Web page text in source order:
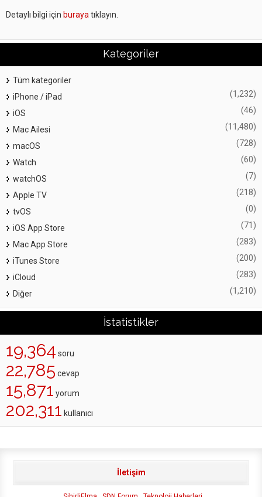
Detaylı bilgi için buraya tıklayın.
Kategoriler
Tüm kategoriler
iPhone / iPad
(1,232)
iOS (46)
Mac Ailesi (11,480)
macOS (728)
Watch (60)
watchOS (7)
Apple TV (218)
tvOS (0)
iOS App Store (71)
Mac App Store (283)
iTunes Store (200)
iCloud (283)
Diğer (1,210)
İstatistikler
19,364 soru
22,785 cevap
15,871 yorum
202,311 kullanıcı
İletişim